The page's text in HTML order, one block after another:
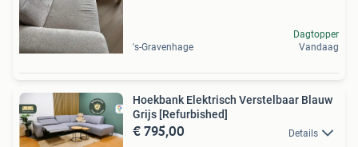
's-Gravenhage
Dagtopper
Vandaag
Hoekbank Elektrisch Verstelbaar Blauw
Grijs [Refurbished]
€ 795,00 Details